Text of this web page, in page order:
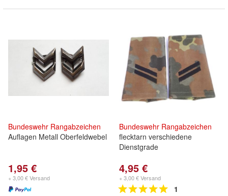
Bundeswehr Rangabzeichen
Auflagen Metall Oberfeldwebel
1,95 €
+ 3,00 € Versand
Bundeswehr Rangabzeichen
flecktarn verschiedene
Dienstgrade
4,95 €
+ 3,00 € Versand
1